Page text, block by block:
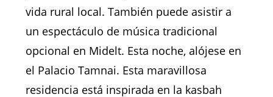
vida rural local. También puede asistir a
un espectáculo de música tradicional
opcional en Midelt. Esta noche, alójese en
el Palacio Tamnai. Esta maravillosa
residencia está inspirada en la kasbah